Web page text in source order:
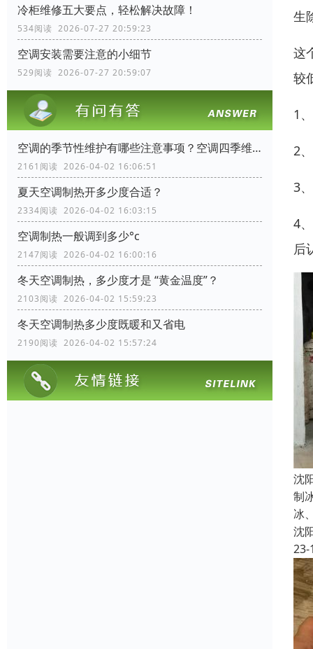
冷柜维修五大要点，轻松解决故障！
534阅读 2026-07-27 20:59:23
空调安装需要注意的小细节
529阅读 2026-07-27 20:59:07
空调的季节性维护有哪些注意事项？空调四季维护手册
2161阅读 2026-04-02 16:06:51
夏天空调制热开多少度合适？
2334阅读 2026-04-02 16:03:15
空调制热一般调到多少°c
2147阅读 2026-04-02 16:00:16
冬天空调制热，多少度才是 “黄金温度”？
2103阅读 2026-04-02 15:59:23
冬天空调制热多少度既暖和又省电
2190阅读 2026-04-02 15:57:24
生
这
较
1
2
3
4
后
沈
制
冰
沈
23-